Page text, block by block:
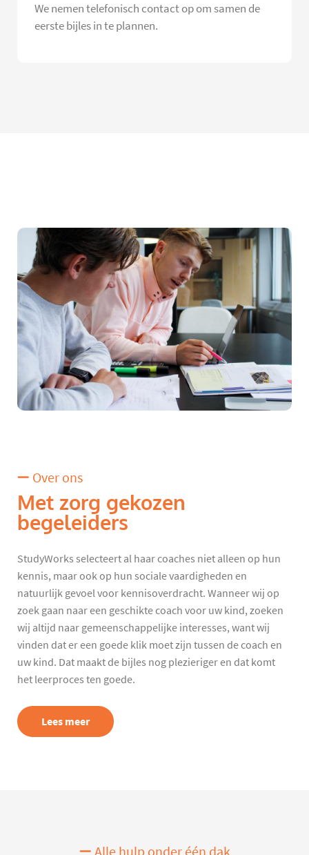
We nemen telefonisch contact op om samen de
eerste bijles in te plannen.
Over ons
Met zorg gekozen
begeleiders
StudyWorks selecteert al haar coaches niet alleen op hun
kennis, maar ook op hun sociale vaardigheden en
natuurlijk gevoel voor kennisoverdracht. Wanneer wij op
zoek gaan naar een geschikte coach voor uw kind, zoeken
wij altijd naar gemeenschappelijke interesses, want wij
vinden dat er een goede klik moet zijn tussen de coach en
uw kind. Dat maakt de bijles nog plezieriger en dat komt
het leerproces ten goede.
Lees meer